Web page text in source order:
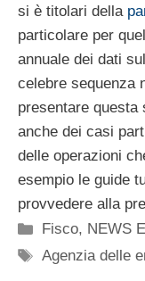
si è titolari della
particolare per
annuale dei dati
celebre sequenza
presentare
anche dei casi
delle operazioni
esempio le guide
provvedere alla
Categorie
Fisco, NEWS
Tag
Agenzia delle